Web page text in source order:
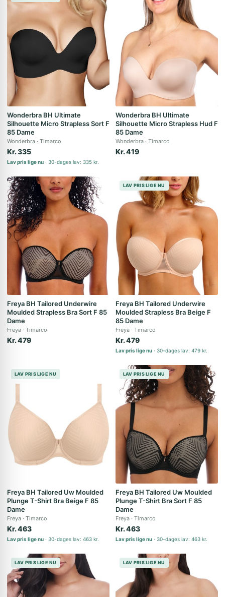
Wonderbra BH Ultimate
Silhouette Micro Strapless Sort F
85 Dame
Wonderbra Timarco
Kr. 335
Lav pris lige nu 30-dages lav: 335 kr.
Wonderbra BH Ultimate
Silhouette Micro Strapless Hud F
85 Dame
Wonderbra Timarco
Kr. 419
Freya BH Tailored Underwire
Moulded Strapless Bra Sort F 85
Dame
Freya Timarco
Kr. 479
LAV PRIS LIGE NU
Freya BH Tailored Underwire
Moulded Strapless Bra Beige F
85 Dame
Freya Timarco
Kr. 479
Lav pris lige nu 30-dages lav: 479 kr.
LAV PRIS LIGE NU
Freya BH Tailored Uw Moulded
Plunge T-Shirt Bra Beige F 85
Dame
Freya Timarco
Kr. 463
Lav pris lige nu 30-dages lav: 463 kr.
LAV PRIS LIGE NU
Freya BH Tailored Uw Moulded
Plunge T-Shirt Bra Sort F 85
Dame
Freya Timarco
Kr. 463
Lav pris lige nu 30-dages lav: 463 kr.
LAV PRIS LIGE NU LAV PRIS LIGE NU